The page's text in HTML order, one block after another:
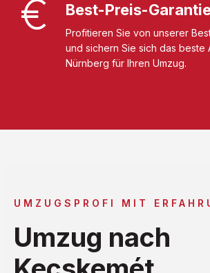
Best-Preis-
Profitieren Sie von unserer
und sichern Sie sich das beste
Nürnberg für Ihren Umzug.
UMZUGSPROFI MIT
Umzug nach